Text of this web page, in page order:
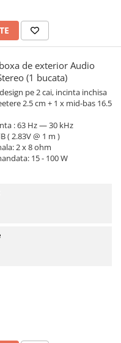
de exterior Audio
(1 bucata)
pe 2 cai, incinta inchisa
2.5 cm + 1 x mid-bas 16.5
: 63 Hz — 30 kHz
( 2.83V @ 1 m )
2 x 8 ohm
15 - 100 W